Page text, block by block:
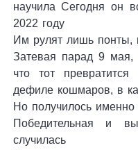
научила Сегодня он
2022 году
Им рулят лишь понты,
Затевая парад 9
что тот
дефиле кошмаров, в
Но получилось именно
Победительная и
случилась